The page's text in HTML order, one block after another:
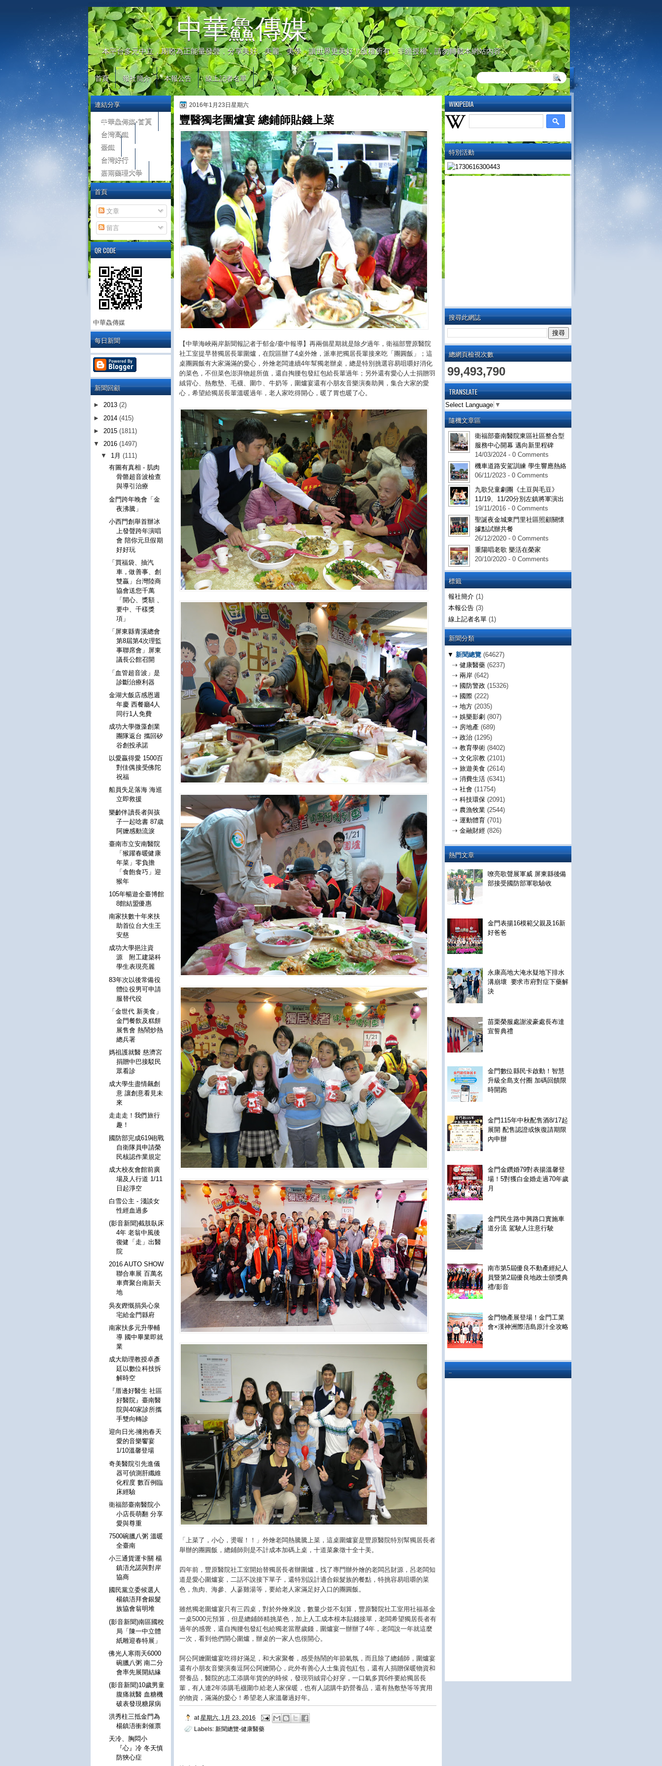
中華鱻傳媒
本平台多元中立，期盼為正能量發聲，分享美好、美麗、美學，讓世界更美好！版權所有，非經授權，請勿轉載本網站內容
首頁 報社簡介 本報公告 線上記者名單
WIKIPEDIA
特別活動
搜尋此網誌
總網頁檢視次數
99,493,790
TRANSLATE
Select Language ▼
隨機文章區
衛福部臺南醫院東區社區整合型
服務中心開幕 邁向新里程碑
14/03/2024 - 0 Comments
機車道路安駕訓練 學生響應熱絡
06/11/2023 - 0 Comments
九歌兒童劇團《土豆與毛豆》
11/19、11/20分別左鎮將軍演出
19/11/2016 - 0 Comments
聖誕夜金城東門里社區照顧關懷
據點試辦共餐
26/12/2020 - 0 Comments
重陽唱老歌 樂活在榮家
20/10/2020 - 0 Comments
標籤
報社簡介 (1)
本報公告 (3)
線上記者名單 (1)
新聞分類
▼ 新聞總覽 (64627)
⇢ 健康醫藥 (6237)
⇢ 兩岸 (642)
⇢ 國防警政 (15326)
⇢ 國際 (222)
⇢ 地方 (2035)
⇢ 娛樂影劇 (807)
⇢ 房地產 (689)
⇢ 政治 (1295)
⇢ 教育學術 (8402)
⇢ 文化宗教 (2101)
⇢ 旅遊美食 (2614)
⇢ 消費生活 (6341)
⇢ 社會 (11754)
⇢ 科技環保 (2091)
⇢ 農漁牧業 (2544)
⇢ 運動體育 (701)
⇢ 金融財經 (826)
熱門文章
嘹亮歌聲展軍威 屏東縣後備
部接受國防部軍歌驗收
金門表揚16模範父親及16新
好爸爸
永康高地大淹水疑地下排水
溝崩壞 要求市府對症下藥解
決
苗栗榮服處謝浚豪處長布達
宣誓典禮
金門數位縣民卡啟動！智慧
升級全島支付圈 加碼回饋限
時開跑
金門115年中秋配售酒8/17起
展開 配售認證或恢復請期限
內申辦
金門金鑽婚79對表揚溫馨登
場！5對獲白金婚走過70年歲
月
金門民生路中興路口實施車
道分流 駕駛人注意行駛
南市第5屆優良不動產經紀人
員暨第2屆優良地政士頒獎典
禮/影音
金門物產展登場！金門工業
會×漢神洲際浯島原汁全攻略
..
2016年1月23日星期六
豐醫獨老圍爐宴 總鋪師貼錢上菜
【中華海峽兩岸新聞報記者于郁金/臺中報導】再兩個星期就是除夕過年，衛福部豐原醫院
社工室提早替獨居長輩圍爐，在院區辦了4桌外燴，派車把獨居長輩接來吃「團圓飯」；這
桌團圓飯有大家滿滿的愛心，外燴老闆連續4年幫獨老辦桌，總是特別挑選容易咀嚼好消化
的菜色，不但菜色澎湃物超所值，還自掏腰包發紅包給長輩過年；另外還有愛心人士捐贈羽
絨背心、熱敷墊、毛襪、圍巾、牛奶等，圍爐宴還有小朋友音樂演奏助興，集合大家的愛
心，希望給獨居長輩溫暖過年，老人家吃得開心，暖了胃也暖了心。
「上菜了，小心，燙喔！！」外燴老闆熱騰騰上菜，這桌圍爐宴是豐原醫院特別幫獨居長者
舉辦的團圓飯，總鋪師則是不計成本加碼上桌，十道菜象徵十全十美。
四年前，豐原醫院社工室開始替獨居長者辦圍爐，找了專門辦外燴的老闆呂財源，呂老闆知
道是愛心圍爐宴，二話不說接下單子，還特別設計適合銀髮族的餐點，特挑容易咀嚼的菜
色，魚肉、海參、人蔘雞湯等，要給老人家滿足好入口的團圓飯。
雖然獨老圍爐宴只有三四桌，對於外燴來說，數量少並不划算，豐原醫院社工室用社福基金
一桌5000元預算，但是總鋪師精挑菜色，加上人工成本根本貼錢接單，老闆希望獨居長者有
過年的感覺，還自掏腰包發紅包給獨老當壓歲錢，圍爐宴一辦辦了4年，老闆說一年就這麼
一次，看到他們開心圍爐，辦桌的一家人也很開心。
阿公阿嬤圍爐宴吃得好滿足，和大家聚餐，感受熱鬧的年節氣氛，而且除了總鋪師，圍爐宴
還有小朋友音樂演奏逗阿公阿嬤開心，此外有善心人士集資包紅包，還有人捐贈保暖物資和
營養品，醫院的志工添購年貨的的時候，發現羽絨背心好穿，一口氣多買6件要給獨居長
輩，有人連2年添購毛襪圍巾給老人家保暖，也有人認購牛奶營養品，還有熱敷墊等等實用
的物資，滿滿的愛心！希望老人家溫馨過好年。
at 星期六, 1月 23, 2016
Labels: 新聞總覽-健康醫藥
連結分享
中華鱻傳媒-首頁
台灣高鐵
臺鐵
台灣好行
嘉南藥理大學
首頁
文章
留言
QR CODE
中華鱻傳媒
每日新聞
新聞回顧
► 2013 (2)
► 2014 (415)
► 2015 (1811)
▼ 2016 (1497)
▼ 1月(111)
有圖有真相 - 肌肉
骨骼超音波檢查
與導引治療
金門跨年晚會「金
夜沸騰」
小西門創舉首辦冰
上發聲跨年演唱
會 陪你元旦假期
好好玩
「買福袋、抽汽
車，做善事、創
雙贏」台灣陸商
協會送您千萬
「開心、獎額 、
要中、千樣獎
項」
「屏東縣青溪總會
第8屆第4次理監
事聯席會」屏東
議長公館召開
「血管超音波」是
診斷治療利器
金湖大飯店感恩週
年慶 西餐廳4人
同行1人免費
成功大學微藻創業
團隊返台 攜回矽
谷創投承諾
以愛贏得愛 1500百
對佳偶接受佛陀
祝福
船員失足落海 海巡
立即救援
樂齡伴讀長者與孩
子一起唸書 87歳
阿嬤感動流淚
臺南市立安南醫院
「猴躍春暖健康
年菜」零負擔
「食飽食巧」迎
猴年
105年暢遊全臺博館
8館結盟優惠
南家扶數十年來扶
助首位台大生王
安慈
成功大學挹注資
源 附工建築科
學生表現亮麗
83年次以後常備役
體位役男可申請
服替代役
「金世代 新美食」
金門餐飲及糕餅
展售會 熱鬧炒熱
總兵署
媽祖護就醫 慈濟宮
捐贈中巴接駁民
眾看診
成大學生盡情飆創
意 讓創意看見未
來
走走走！我們旅行
趣！
國防部完成619砲戰
自衛隊員申請榮
民核認作業規定
成大校友會館前廣
場及人行道 1/11
日起淨空
白雪公主 - 淺談女
性經血過多
(影音新聞)截肢臥床
4年 老翁中風後
復健「走」出醫
院
2016 AUTO SHOW
聯合車展 百萬名
車齊聚台南新天
地
吳友鏗慨捐吳心泉
宅給金門縣府
南家扶多元升學輔
導 國中畢業即就
業
成大助理教授卓彥
廷以數位科技拆
解時空
『厝邊好醫生 社區
好醫院』臺南醫
院與40家診所攜
手雙向轉診
迎向日光‧擁抱春天
愛的音樂饗宴
1/10溫馨登場
奇美醫院引先進儀
器可偵測肝纖維
化程度 數百例臨
床經驗
衛福部臺南醫院小
小店長萌翻 分享
愛與尊重
7500碗臘八粥 溫暖
全臺南
小三通貨運卡關 楊
鎮浯允諾與對岸
協商
國民黨立委候選人
楊鎮浯拜會銀髮
族協會翁明堆
(影音新聞)南區國稅
局「陳一中立體
紙雕迎春特展」
佛光人寒雨天6000
碗臘八粥 南二分
會率先展開結緣
(影音新聞)10歲男童
腹痛就醫 血糖機
破表發現糖尿病
洪秀柱三抵金門為
楊鎮浯衝刺催票
天冷、胸悶小
『心』冷 冬天慎
防狹心症